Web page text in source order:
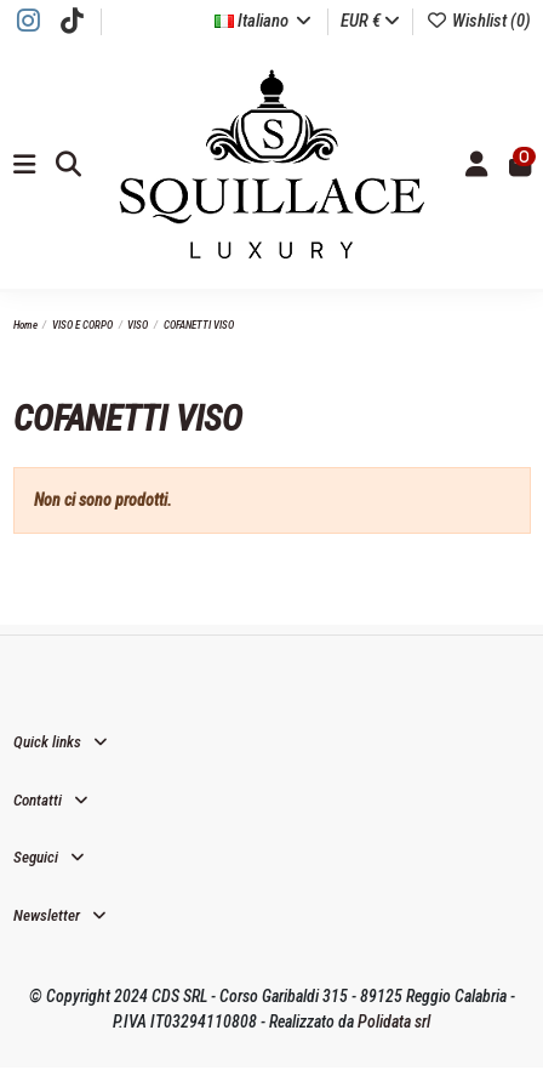
Italiano EUR € Wishlist (0)
0
Home VISO E CORPO VISO COFANETTI VISO
COFANETTI VISO
Non ci sono prodotti.
Quick links
Contatti
Seguici
Newsletter
© Copyright 2024 CDS SRL - Corso Garibaldi 315 - 89125 Reggio Calabria -
P.IVA IT03294110808 - Realizzato daPolidata srl